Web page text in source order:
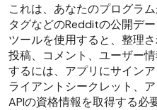
これは、あなたのプログラ
タグなどのRedditの公開デ
ツールを使用すると、整理
投稿、コメント、ユーザー
するには、アプリにサイン
ライアントシークレット、
APIの資格情報を取得する必